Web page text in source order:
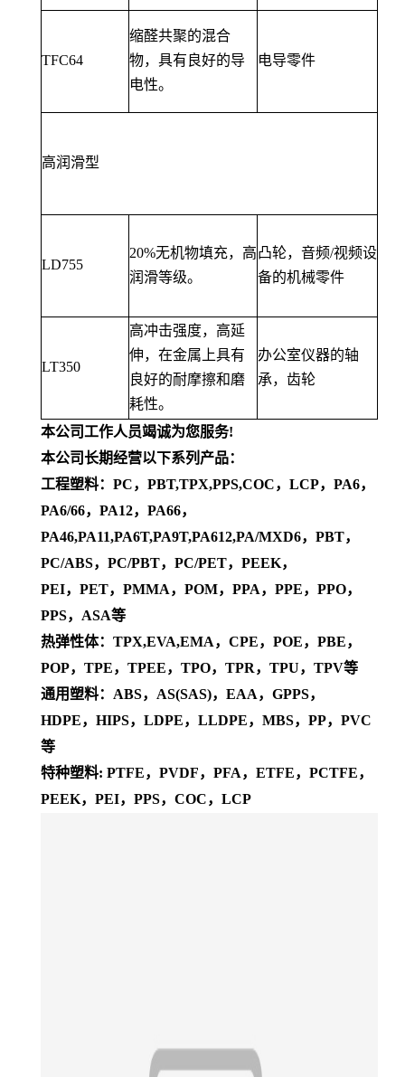
TFC64
缩醛共聚的混合
物，具有良好的导
电性。
电导零件
高润滑型
LD755
20%无机物填充，高
润滑等级。
凸轮，音频/视频设
备的机械零件
LT350
高冲击强度，高延
伸，在金属上具有
良好的耐摩擦和磨
耗性。
办公室仪器的轴
承，齿轮
本公司工作人员竭诚为您服务!
本公司长期经营以下系列产品：
工程塑料：PC，PBT,TPX,PPS,COC，LCP，PA6，
PA6/66，PA12，PA66，
PA46,PA11,PA6T,PA9T,PA612,PA/MXD6，PBT，
PC/ABS，PC/PBT，PC/PET，PEEK，
PEI，PET，PMMA，POM，PPA，PPE，PPO，
PPS，ASA等
热弹性体：TPX,EVA,EMA，CPE，POE，PBE，
POP，TPE，TPEE，TPO，TPR，TPU，TPV等
通用塑料：ABS，AS(SAS)，EAA，GPPS，
HDPE，HIPS，LDPE，LLDPE，MBS，PP，PVC
等
特种塑料: PTFE，PVDF，PFA，ETFE，PCTFE，
PEEK，PEI，PPS，COC，LCP